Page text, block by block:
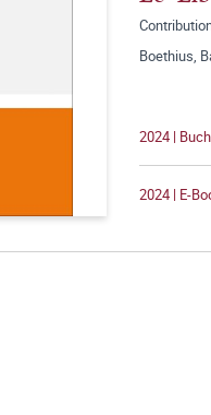
Boethius,
2024 |
2024 | E-